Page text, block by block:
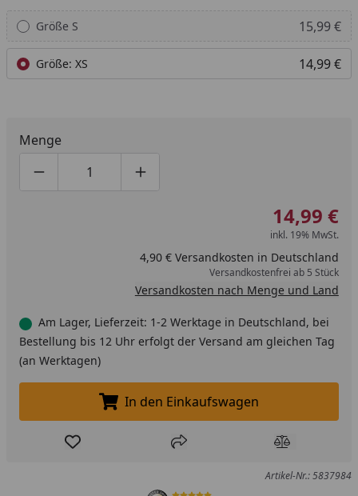
Alle anzeigen (2)
Größe S 15,99 €
Größe: XS 14,99 €
Menge
Produktmenge um eins verringern
Produktmenge manuell eingeben
Produktmenge um eins erhöhen
14,99 €
inkl. 19% MwSt.
4,90 € Versandkosten in Deutschland
Versandkostenfrei ab 5 Stück
Versandkosten nach Menge und Land
Am Lager, Lieferzeit: 1-2 Werktage in Deutschland, bei
Bestellung bis 12 Uhr erfolgt der Versand am gleichen Tag
(an Werktagen)
In den Einkaufswagen legen
In den Einkaufswagen
Produkt zur Wunschliste hinzufügen
Teilen Produkt
Artikel-Nr.: 5837984